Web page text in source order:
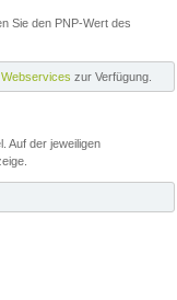
Sie den PNP-Wert des
zur Verfügung.
Auf der jeweiligen